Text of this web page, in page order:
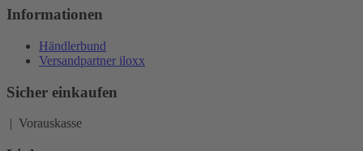
Informationen
Händlerbund
Versandpartner iloxx
Sicher einkaufen
| Vorauskasse